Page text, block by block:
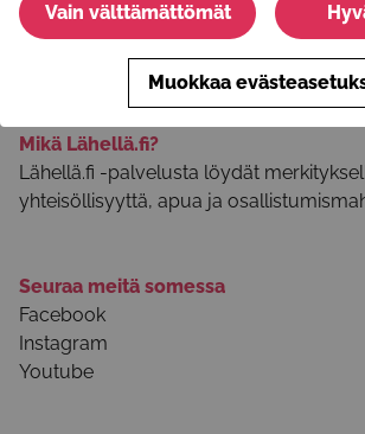
Mikä Lähellä.fi?
Lähellä.fi -palvelusta löydät
yhteisöllisyyttä, apua ja
Seuraa meitä somessa
Facebook
Instagram
Youtube
Vain välttämättömät
Muokkaa